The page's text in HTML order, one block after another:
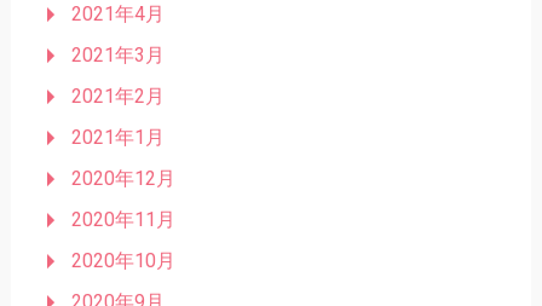
2021年4月
2021年3月
2021年2月
2021年1月
2020年12月
2020年11月
2020年10月